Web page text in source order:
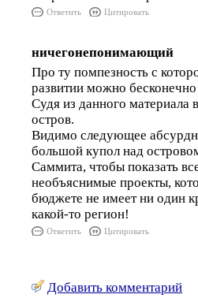
Ответить Цитировать
ничегонепонимающий
Про ту помпезность с
развитии можно бесконечно
Судя из данного материала
остров.
Видимо следующее
большой купол над
Саммита, чтобы показать
необъяснимые проекты,
бюджете не имеет ни один
какой-то регион!
Ответить Цитировать
Добавить комментарий